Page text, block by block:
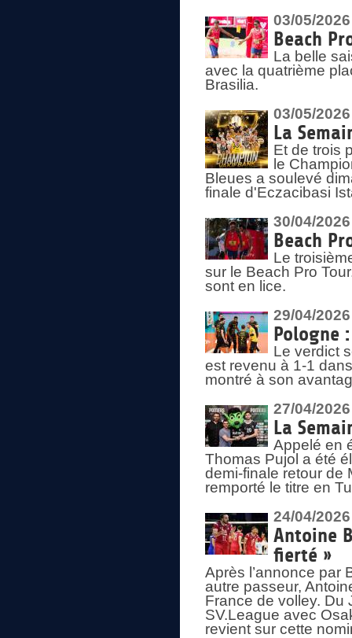
03/05/2026
Beach
La belle
avec la quatrième
Brasilia.
03/05/2026
La
Et de trois
le
Bleues a soulevé
finale d'Eczacibasi
30/04/2026
Beach
Le
sur le Beach Pro
sont en lice.
29/04/2026
Pologne
Le verdict
est revenu à 1-1
montré à son
27/04/2026
La
Appelé en
Thomas Pujol a été
demi-finale retour de
remporté le titre en
24/04/2026
Antoine
fierté »
Après l’annonce par
autre passeur,
France de volley. Du
SV.League avec
revient sur cette